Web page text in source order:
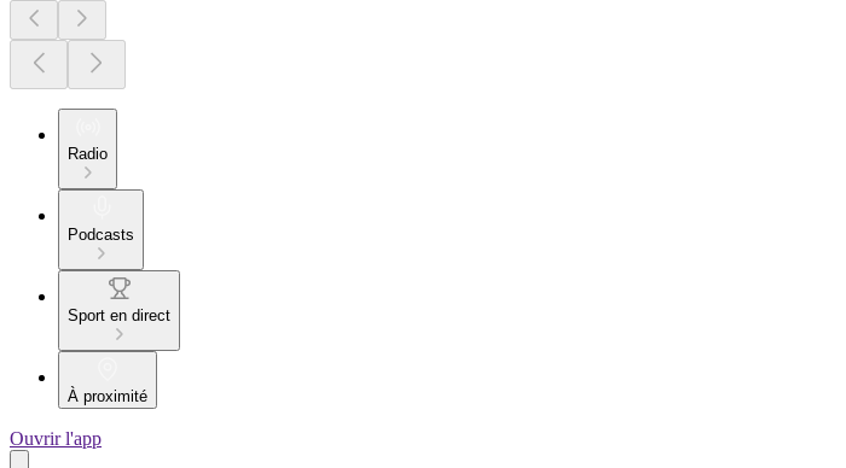
Radio
Podcasts
Sport en direct
À proximité
Ouvrir l'app